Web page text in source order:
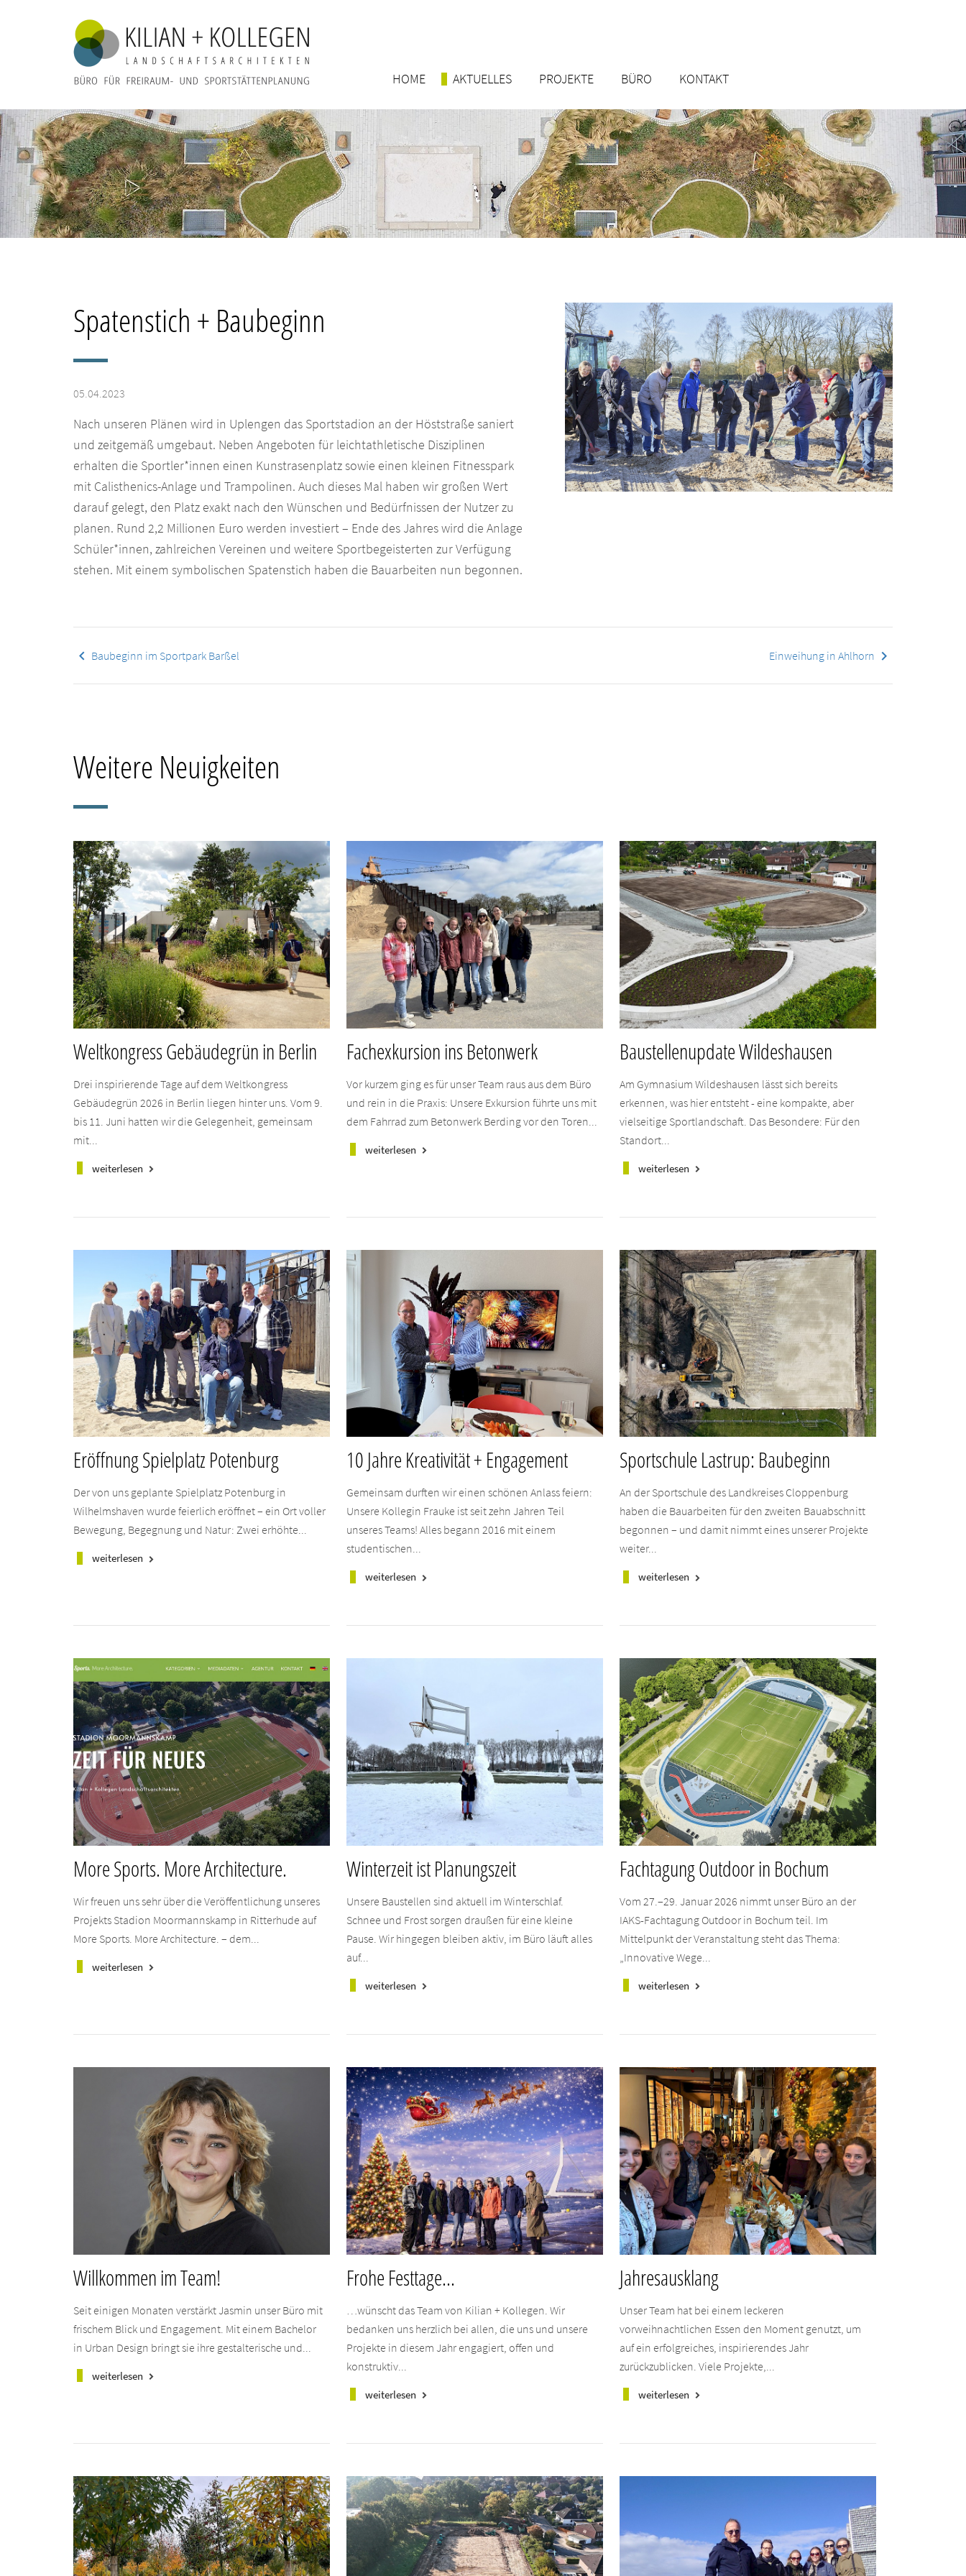
HOME AKTUELLES PROJEKTE BÜRO KONTAKT
Spatenstich + Baubeginn
05.04.2023
Nach unseren Plänen wird in Uplengen das Sportstadion an der Höststraße saniert
und zeitgemäß umgebaut. Neben Angeboten für leichtathletische Disziplinen
erhalten die Sportler*innen einen Kunstrasenplatz sowie einen kleinen Fitnesspark
mit Calisthenics-Anlage und Trampolinen. Auch dieses Mal haben wir großen Wert
darauf gelegt, den Platz exakt nach den Wünschen und Bedürfnissen der Nutzer zu
planen. Rund 2,2 Millionen Euro werden investiert – Ende des Jahres wird die Anlage
Schüler*innen, zahlreichen Vereinen und weitere Sportbegeisterten zur Verfügung
stehen. Mit einem symbolischen Spatenstich haben die Bauarbeiten nun begonnen.
keyboard_arrow_left Baubeginn im Sportpark Barßel Einweihung in Ahlhorn keyboard_arrow_right
Weitere Neuigkeiten
Weltkongress Gebäudegrün in Berlin
Drei inspirierende Tage auf dem Weltkongress
Gebäudegrün 2026 in Berlin liegen hinter uns. Vom 9.
bis 11. Juni hatten wir die Gelegenheit, gemeinsam
mit...
weiterlesen keyboard_arrow_right
Fachexkursion ins Betonwerk
Vor kurzem ging es für unser Team raus aus dem Büro
und rein in die Praxis: Unsere Exkursion führte uns mit
dem Fahrrad zum Betonwerk Berding vor den Toren...
weiterlesen keyboard_arrow_right
Baustellenupdate Wildeshausen
Am Gymnasium Wildeshausen lässt sich bereits
erkennen, was hier entsteht - eine kompakte, aber
vielseitige Sportlandschaft. Das Besondere: Für den
Standort...
weiterlesen keyboard_arrow_right
Eröffnung Spielplatz Potenburg
Der von uns geplante Spielplatz Potenburg in
Wilhelmshaven wurde feierlich eröffnet – ein Ort voller
Bewegung, Begegnung und Natur: Zwei erhöhte...
weiterlesen keyboard_arrow_right
10 Jahre Kreativität + Engagement
Gemeinsam durften wir einen schönen Anlass feiern:
Unsere Kollegin Frauke ist seit zehn Jahren Teil
unseres Teams! Alles begann 2016 mit einem
studentischen...
weiterlesen keyboard_arrow_right
Sportschule Lastrup: Baubeginn
An der Sportschule des Landkreises Cloppenburg
haben die Bauarbeiten für den zweiten Bauabschnitt
begonnen – und damit nimmt eines unserer Projekte
weiter...
weiterlesen keyboard_arrow_right
More Sports. More Architecture.
Wir freuen uns sehr über die Veröffentlichung unseres
Projekts Stadion Moormannskamp in Ritterhude auf
More Sports. More Architecture. – dem...
weiterlesen keyboard_arrow_right
Winterzeit ist Planungszeit
Unsere Baustellen sind aktuell im Winterschlaf.
Schnee und Frost sorgen draußen für eine kleine
Pause. Wir hingegen bleiben aktiv, im Büro läuft alles
auf...
weiterlesen keyboard_arrow_right
Fachtagung Outdoor in Bochum
Vom 27.–29. Januar 2026 nimmt unser Büro an der
IAKS-Fachtagung Outdoor in Bochum teil. Im
Mittelpunkt der Veranstaltung steht das Thema:
„Innovative Wege...
weiterlesen keyboard_arrow_right
Willkommen im Team!
Seit einigen Monaten verstärkt Jasmin unser Büro mit
frischem Blick und Engagement. Mit einem Bachelor
in Urban Design bringt sie ihre gestalterische und...
weiterlesen keyboard_arrow_right
Frohe Festtage...
…wünscht das Team von Kilian + Kollegen. Wir
bedanken uns herzlich bei allen, die uns und unsere
Projekte in diesem Jahr engagiert, offen und
konstruktiv...
weiterlesen keyboard_arrow_right
Jahresausklang
Unser Team hat bei einem leckeren
vorweihnachtlichen Essen den Moment genutzt, um
auf ein erfolgreiches, inspirierendes Jahr
zurückzublicken. Viele Projekte,...
weiterlesen keyboard_arrow_right